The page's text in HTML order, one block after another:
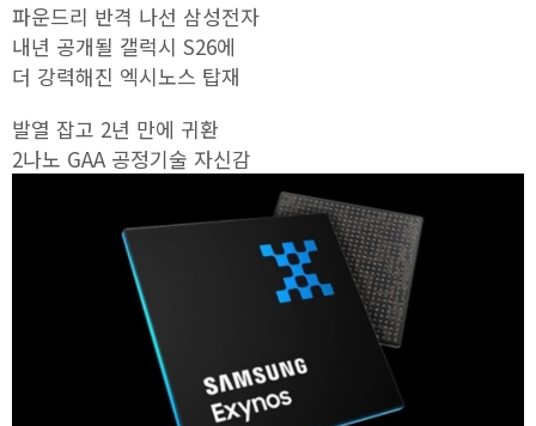
파운드리 반격 나선 삼성전자
내년 공개될 갤럭시 S26에
더 강력해진 엑시노스 탑재
발열 잡고 2년 만에 귀환
2나노 GAA 공정기술 자신감